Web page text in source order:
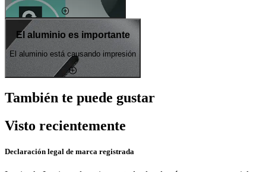
El aluminio es importante
El aluminio está causando impresión
También te puede gustar
Visto recientemente
Declaración legal de marca registrada